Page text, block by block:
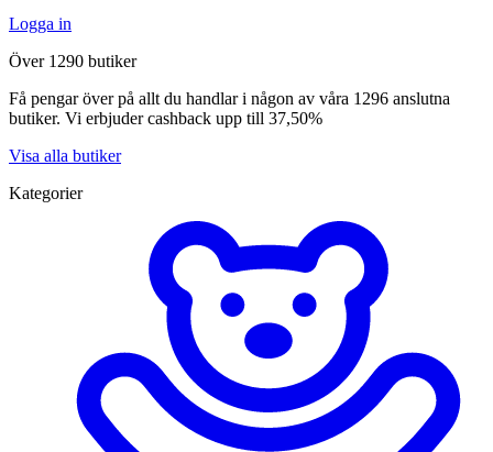
Logga in
Över 1290 butiker
Få pengar över på allt du handlar i någon av våra 1296 anslutna
butiker. Vi erbjuder cashback upp till 37,50%
Visa alla butiker
Kategorier